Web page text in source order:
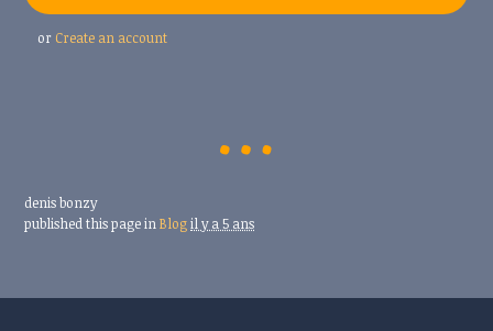
or Create an account
denis bonzy
published this page inBlog il y a 5 ans